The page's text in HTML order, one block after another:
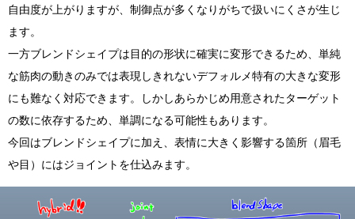
自由度が上がりますが、制御点が多くなりがちで扱いにくさが生じ
ます。
一方ブレンドシェイプは目的の形状に確実に変形できるため、単純
な筋肉の動きのみでは表現しきれないデフォルメ特有の大きな変形
にも難なく対応できます。しかしあらかじめ用意されたターゲット
の数に依存するため、単調になる可能性もあります。
今回はブレンドシェイプに加え、表情に大きく影響する箇所（眉毛
や目）にはジョイントを仕込みます。